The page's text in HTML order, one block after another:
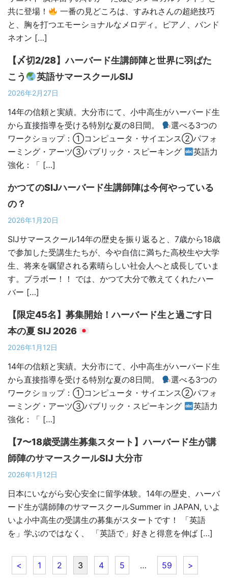
共に登場！
​一番の見どころは、すみれさんの超絶技巧
と、胸を打つエモーショナルなメロディ。ピアノ、バンド
ネオン […]
【〆切2/28】ハーバード生講師陣と世界に羽ばた
こう
英語サマースクールSIJ
2026年2月27日
14年の信頼と実績。大分市にて、小中高生がハーバード生
から直接指導を受ける特別な夏の8日間。
選べる3つの
ワークショップ：①コンピュータ・サイエンス②パフォ
ーミング・アーツ③パブリック・スピーキング
英語力
強化：「 […]
かつてのSIJハーバード生講師陣は今何やっている
の？
2026年1月20日
SIJサマースクール14年の歴史を振り返ると、7歳から18歳
で参加した受講生たちが、今や自信に満ちた高校生や大学
生、将来を嘱望される素晴らしい社会人へと成長していま
す。ブラボー！！ では、かつて大分で教えてくれたハー
バー […]
【限定45名】募集開始！ハーバード生と過ごす日
本の夏 SIJ 2026
2026年1月12日
14年の信頼と実績。大分市にて、小中高生がハーバード生
から直接指導を受ける特別な夏の8日間。
選べる3つの
ワークショップ：①コンピュータ・サイエンス②パフォ
ーミング・アーツ③パブリック・スピーキング
英語力
強化：「 […]
【7〜18歳受講生募集スタート】ハーバード生が講
師陣のサマースクールSIJ 大分市
2026年1月12日
日本にいながら安心安全に留学体験。14年の歴史、ハーバ
ード生が講師陣のサマースクールSummer in JAPAN, いよ
いよ小中高生の受講生の募集がスタートです！ 「英語
を」学ぶのではなく、 「英語で」好きと得意を伸ば […]
< 1 2 3 4 5 … 59 >